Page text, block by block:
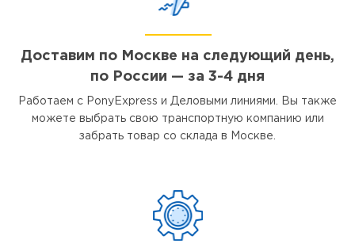
Доставим по Москве на следующий день,
по России — за 3-4 дня
Работаем с PonyExpress и Деловыми линиями. Вы также
можете выбрать свою транспортную компанию или
забрать товар со склада в Москве.